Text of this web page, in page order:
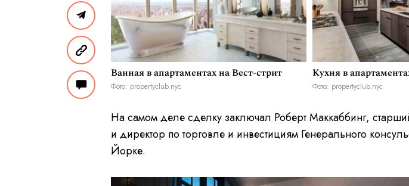
Ванная в апартаментах на Вест-стрит
Фото: propertyclub.nyc
Кухня в
Фото: propertyclub.nyc
На самом деле сделку заключал Роберт Маккаббинг,
и директор по торговле и инвестициям Генерального
Йорке.